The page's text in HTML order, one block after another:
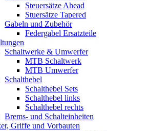
Steuersätze Ahead
Stuersätze Tapered
Gabeln und Zubehör
Federgabel Ersatzteile
Schaltwerke & Umwerfer
MTB Schaltwerk
MTB Umwerfer
Schalthebel
Schalthebel Sets
Schalthebel links
Schalthebel rechts
Brems- und Schalteinheiten
Griffe und Vorbauten